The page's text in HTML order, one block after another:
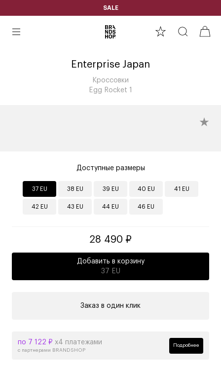
SALE
Enterprise Japan
Кроссовки
Egg Rocket 1
Доступные размеры
37 EU 38 EU 39 EU 40 EU 41 EU
42 EU 43 EU 44 EU 46 EU
28 490 ₽
Добавить в корзину
37 EU
Заказ в один клик
по 7 122 ₽ х4 платежами
с партнерами BRANDSHOP
Подробнее